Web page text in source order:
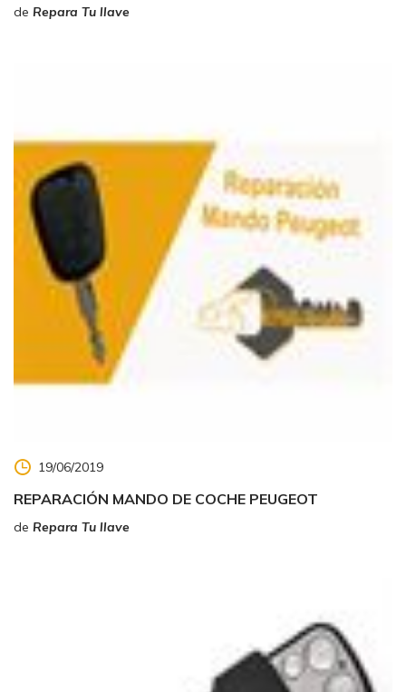
de Repara Tu llave
19/06/2019
REPARACIÓN MANDO DE COCHE PEUGEOT
de Repara Tu llave